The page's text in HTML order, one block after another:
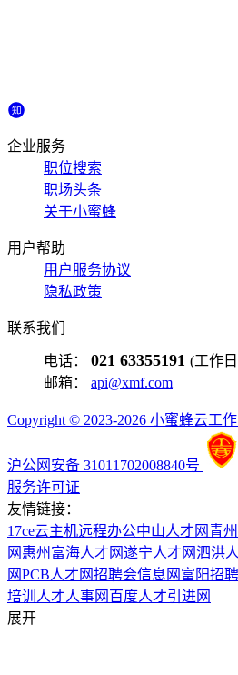
企业服务
职位搜索
职场头条
关于小蜜蜂
用户帮助
用户服务协议
隐私政策
联系我们
电话： 021 63355191 (工作
邮箱： api@xmf.com
Copyright © 2023-2026 小蜜蜂云工
沪公网安备 31011702008840号
服务许可证
友情链接：
17ce云主机远程办公中山人才网 青
网 惠州富海人才网遂宁人才网泗洪
网PCB人才网招聘会信息网 富阳招
培训 人才人事网 百度人才引进网
展开